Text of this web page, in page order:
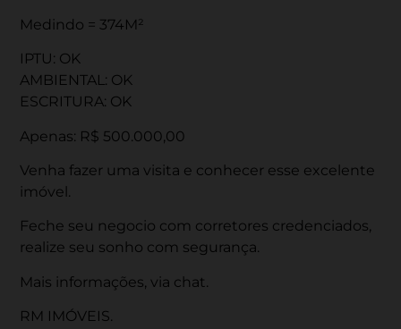
Medindo = 374M²
IPTU: OK
AMBIENTAL: OK
ESCRITURA: OK
Apenas: R$ 500.000,00
Venha fazer uma visita e conhecer esse excelente
imóvel.
Feche seu negocio com corretores credenciados,
realize seu sonho com segurança.
Mais informações, via chat.
RM IMÓVEIS.